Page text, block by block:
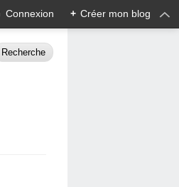
Connexion + Créer mon blog